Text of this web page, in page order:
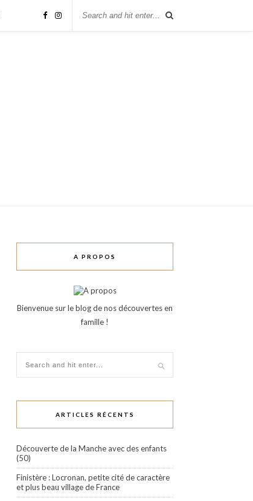
A PROPOS
Bienvenue sur le blog de nos découvertes en
famille !
ARTICLES RÉCENTS
Découverte de la Manche avec des enfants
(50)
Finistère : Locronan, petite cité de caractère
et plus beau village de France